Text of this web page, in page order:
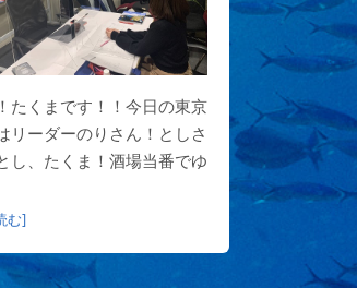
たくまです！！今日の東京
リーダーのりさん！としさ
し、たくま！酒場当番でゆ
む]